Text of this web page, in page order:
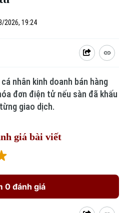
2026, 19:24
nhân kinh doanh bán hàng
đơn điện tử nếu sàn đã khấu
giao dịch.
giá bài viết
0 đánh giá